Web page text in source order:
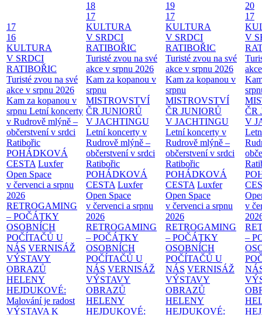
17
16
KULTURA
V SRDCI
RATIBOŘIC
Turisté zvou na své
akce v srpnu 2026
Kam za kopanou v
srpnu Letní koncerty
v Rudrově mlýně –
občerstvení v srdci
Ratibořic
POHÁDKOVÁ
CESTA Luxfer
Open Space
v červenci a srpnu
2026
RETROGAMING
– POČÁTKY
OSOBNÍCH
POČÍTAČŮ U
NÁS VERNISÁŽ
VÝSTAVY
OBRAZŮ
HELENY
HEJDUKOVÉ:
Malování je radost
VÝSTAVA K
18
17
KULTURA
V SRDCI
RATIBOŘIC
Turisté zvou na své
akce v srpnu 2026
Kam za kopanou v
srpnu
MISTROVSTVÍ
ČR JUNIORŮ
V JACHTINGU
Letní koncerty v
Rudrově mlýně –
občerstvení v srdci
Ratibořic
POHÁDKOVÁ
CESTA Luxfer
Open Space
v červenci a srpnu
2026
RETROGAMING
– POČÁTKY
OSOBNÍCH
POČÍTAČŮ U
NÁS VERNISÁŽ
VÝSTAVY
OBRAZŮ
HELENY
HEJDUKOVÉ:
19
17
KULTURA
V SRDCI
RATIBOŘIC
Turisté zvou na své
akce v srpnu 2026
Kam za kopanou v
srpnu
MISTROVSTVÍ
ČR JUNIORŮ
V JACHTINGU
Letní koncerty v
Rudrově mlýně –
občerstvení v srdci
Ratibořic
POHÁDKOVÁ
CESTA Luxfer
Open Space
v červenci a srpnu
2026
RETROGAMING
– POČÁTKY
OSOBNÍCH
POČÍTAČŮ U
NÁS VERNISÁŽ
VÝSTAVY
OBRAZŮ
HELENY
HEJDUKOVÉ:
20
17
V
ČR
V
v
–